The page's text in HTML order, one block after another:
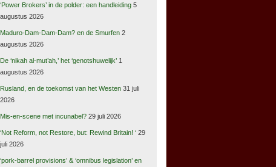
‘Power Brokers’ in de polder: een handleiding 5
augustus 2026
Maduro-Dam-Dam-Dam? en de Smurfen 2
augustus 2026
De ‘nikah al-mut’ah,’ het ‘genotshuwelijk’ 1
augustus 2026
Rusland, en de toekomst van het Westen 31 juli
2026
Mis-en-scene met incunabel? 29 juli 2026
‘Not Reform, not Restore, but: Rewind Britain! ‘ 29
juli 2026
‘pork-barrel provisions’ & ‘omnibus legislation’ en